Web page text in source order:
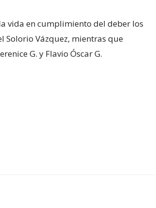
vida en cumplimiento del deber los
Solorio Vázquez, mientras que
G. y Flavio Óscar G.